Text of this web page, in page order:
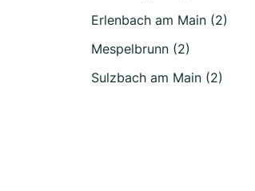
Erlenbach am Main (2)
Mespelbrunn (2)
Sulzbach am Main (2)